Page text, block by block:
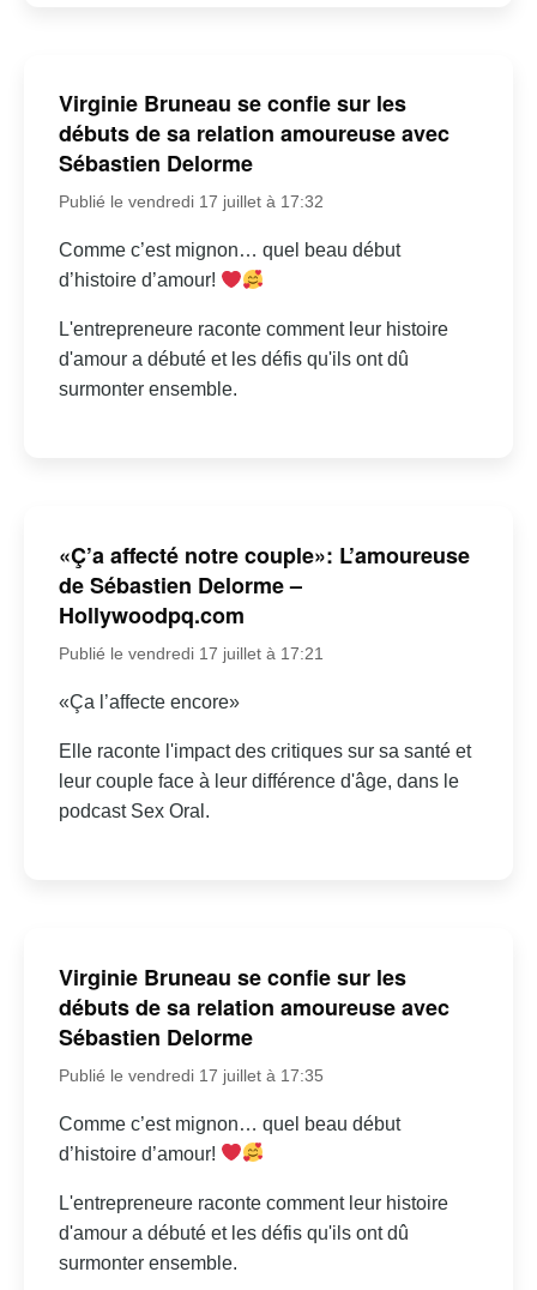
Virginie Bruneau se confie sur les
débuts de sa relation amoureuse avec
Sébastien Delorme
Publié le vendredi 17 juillet à 17:32
Comme c’est mignon… quel beau début
d’histoire d’amour!
L'entrepreneure raconte comment leur histoire
d'amour a débuté et les défis qu'ils ont dû
surmonter ensemble.
«Ç’a affecté notre couple»: L’amoureuse
de Sébastien Delorme –
Hollywoodpq.com
Publié le vendredi 17 juillet à 17:21
«Ça l’affecte encore»
Elle raconte l'impact des critiques sur sa santé et
leur couple face à leur différence d'âge, dans le
podcast Sex Oral.
Virginie Bruneau se confie sur les
débuts de sa relation amoureuse avec
Sébastien Delorme
Publié le vendredi 17 juillet à 17:35
Comme c’est mignon… quel beau début
d’histoire d’amour!
L'entrepreneure raconte comment leur histoire
d'amour a débuté et les défis qu'ils ont dû
surmonter ensemble.